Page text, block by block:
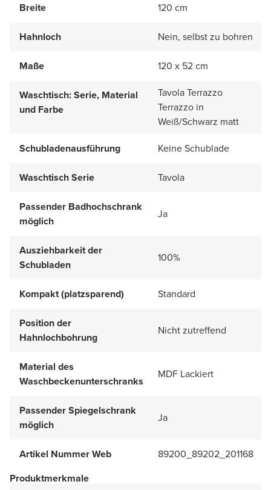
Breite 120 cm
Hahnloch Nein, selbst zu bohren
Maße 120 x 52 cm
Waschtisch: Serie, Material
und Farbe
Tavola Terrazzo
Terrazzo in
Weiß/Schwarz matt
Schubladenausführung
Keine Schublade
Waschtisch Serie Tavola
Passender Badhochschrank
möglich
Ja
Ausziehbarkeit der
Schubladen
100%
Kompakt (platzsparend) Standard
Position der
Hahnlochbohrung
Nicht zutreffend
Material des
Waschbeckenunterschranks
MDF Lackiert
Passender Spiegelschrank
möglich
Ja
Artikel Nummer Web
89200_89202_201168
Produktmerkmale